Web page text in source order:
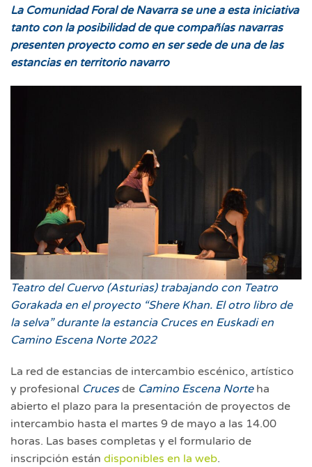
La Comunidad Foral de Navarra se une a esta iniciativa
tanto con la posibilidad de que compañías navarras
presenten proyecto como en ser sede de una de las
estancias en territorio navarro
Teatro del Cuervo (Asturias) trabajando con Teatro
Gorakada en el proyecto “Shere Khan. El otro libro de
la selva” durante la estancia Cruces en Euskadi en
Camino Escena Norte 2022
La red de estancias de intercambio escénico, artístico
y profesional Crucesde Camino Escena Norteha
abierto el plazo para la presentación de proyectos de
intercambio hasta el martes 9 de mayo a las 14.00
horas. Las bases completas y el formulario de
inscripción están disponibles en la web.